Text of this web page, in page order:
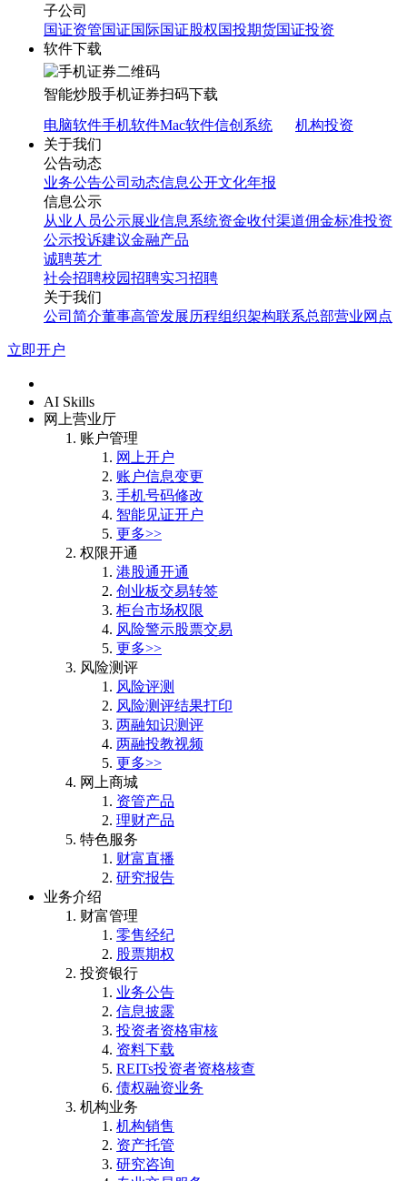
子公司
国证资管国证国际国证股权国投期货国证投资
软件下载
智能炒股手机证券扫码下载
电脑软件手机软件Mac软件信创系统
机构投资
关于我们
公告动态
业务公告公司动态信息公开文化年报
信息公示
从业人员公示展业信息系统资金收付渠道佣金标准投资
公示投诉建议金融产品
诚聘英才
社会招聘校园招聘实习招聘
关于我们
公司简介董事高管发展历程组织架构联系总部营业网点
立即开户
AI Skills
网上营业厅
账户管理
网上开户
账户信息变更
手机号码修改
智能见证开户
更多>>
权限开通
港股通开通
创业板交易转签
柜台市场权限
风险警示股票交易
更多>>
风险测评
风险评测
风险测评结果打印
两融知识测评
两融投教视频
更多>>
网上商城
资管产品
理财产品
特色服务
财富直播
研究报告
业务介绍
财富管理
零售经纪
股票期权
投资银行
业务公告
信息披露
投资者资格审核
资料下载
REITs投资者资格核查
债权融资业务
机构业务
机构销售
资产托管
研究咨询